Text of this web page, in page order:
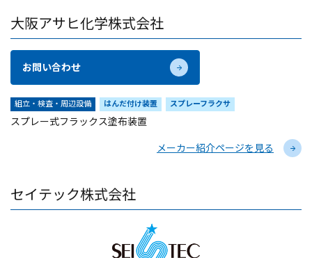
大阪アサヒ化学株式会社
お問い合わせ
組立・検査・周辺設備 はんだ付け装置 スプレーフラクサ
スプレー式フラックス塗布装置
メーカー紹介ページを見る
セイテック株式会社